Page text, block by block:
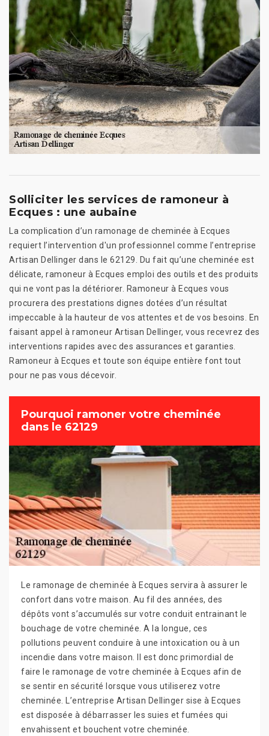
Solliciter les services de ramoneur à
Ecques : une aubaine
La complication d’un ramonage de cheminée à Ecques
requiert l’intervention d'un professionnel comme l’entreprise
Artisan Dellinger dans le 62129. Du fait qu’une cheminée est
délicate, ramoneur à Ecques emploi des outils et des produits
qui ne vont pas la détériorer. Ramoneur à Ecques vous
procurera des prestations dignes dotées d’un résultat
impeccable à la hauteur de vos attentes et de vos besoins. En
faisant appel à ramoneur Artisan Dellinger, vous recevrez des
interventions rapides avec des assurances et garanties.
Ramoneur à Ecques et toute son équipe entière font tout
pour ne pas vous décevoir.
Pourquoi ramoner votre cheminée
dans le 62129
Le ramonage de cheminée à Ecques servira à assurer le
confort dans votre maison. Au fil des années, des
dépôts vont s’accumulés sur votre conduit entrainant le
bouchage de votre cheminée. A la longue, ces
pollutions peuvent conduire à une intoxication ou à un
incendie dans votre maison. Il est donc primordial de
faire le ramonage de votre cheminée à Ecques afin de
se sentir en sécurité lorsque vous utiliserez votre
cheminée. L’entreprise Artisan Dellinger sise à Ecques
est disposée à débarrasser les suies et fumées qui
envahissent et bouchent votre cheminée.